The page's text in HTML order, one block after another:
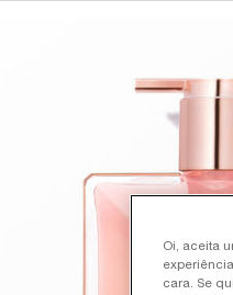
Oi, aceita
cara. Se